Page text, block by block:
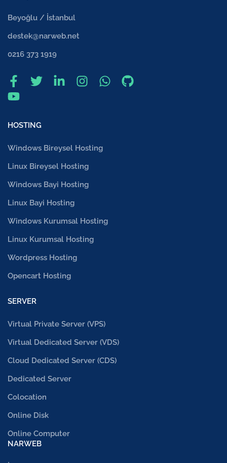
Beyoğlu / İstanbul
destek@narweb.net
0216 373 1919
HOSTING
Windows Bireysel Hosting
Linux Bireysel Hosting
Windows Bayi Hosting
Linux Bayi Hosting
Windows Kurumsal Hosting
Linux Kurumsal Hosting
Wordpress Hosting
Opencart Hosting
SERVER
Virtual Private Server (VPS)
Virtual Dedicated Server (VDS)
Cloud Dedicated Server (CDS)
Dedicated Server
Colocation
Online Disk
Online Computer
NARWEB